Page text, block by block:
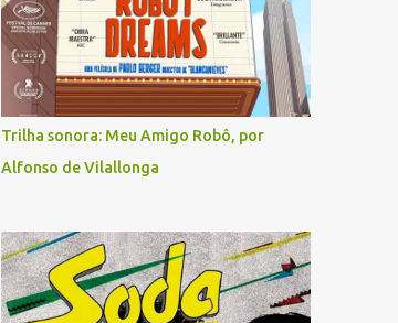
Trilha sonora: Meu Amigo Robô, por
Alfonso de Vilallonga